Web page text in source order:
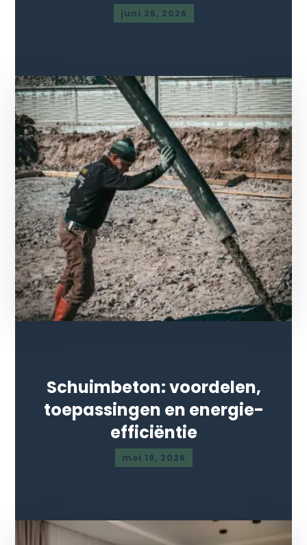
juni 26, 2026
Schuimbeton: voordelen,
toepassingen en energie-
efficiëntie
mei 19, 2026